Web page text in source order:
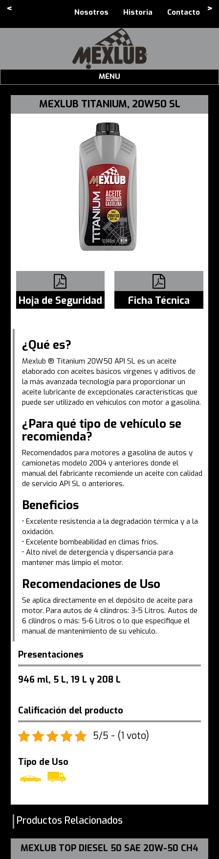
< Nosotros Historia Contacto >
MENU
MEXLUB TITANIUM, 20W50 SL
Hoja de Seguridad Ficha Técnica
¿Qué es?
Mexlub ® Titanium 20W50 API SL es un aceite
elaborado con aceites básicos vírgenes y aditivos de
la más avanzada tecnología para proporcionar un
aceite lubricante de excepcionales características que
puede ser utilizado en vehículos con motor a gasolina.
¿Para qué tipo de vehículo se
recomienda?
Recomendados para motores a gasolina de autos y
camionetas modelo 2004 y anteriores donde el
manual del fabricante recomiende un aceite con calidad
de servicio API SL o anteriores.
Beneficios
• Excelente resistencia a la degradación térmica y a la
oxidación.
• Excelente bombeabilidad en climas fríos.
• Alto nivel de detergencia y dispersancia para
mantener más limpio el motor.
Recomendaciones de Uso
Se aplica directamente en el depósito de aceite para
motor. Para autos de 4 cilindros: 3-5 Litros. Autos de
6 cilindros o más: 5-6 Litros o lo que especifique el
manual de mantenimiento de su vehiculo.
Presentaciones
946 ml, 5 L, 19 L y 208 L
Calificación del producto
5/5 - (1 voto)
Tipo de Uso
Productos Relacionados
MEXLUB TOP DIESEL 50 SAE 20W-50 CH4